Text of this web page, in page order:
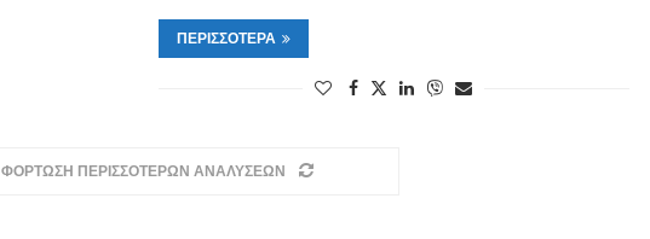
ΠΕΡΙΣΣΌΤΕΡΑ
ΦΟΡΤΩΣΗ ΠΕΡΙΣΣΟΤΕΡΩΝ ΑΝΑΛΥΣΕΩΝ